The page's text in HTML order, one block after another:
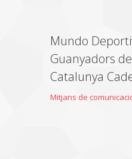
Mundo
Guanyadors
Catalunya
Mitjans de